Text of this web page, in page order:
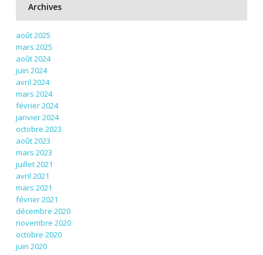
Archives
août 2025
mars 2025
août 2024
juin 2024
avril 2024
mars 2024
février 2024
janvier 2024
octobre 2023
août 2023
mars 2023
juillet 2021
avril 2021
mars 2021
février 2021
décembre 2020
novembre 2020
octobre 2020
juin 2020